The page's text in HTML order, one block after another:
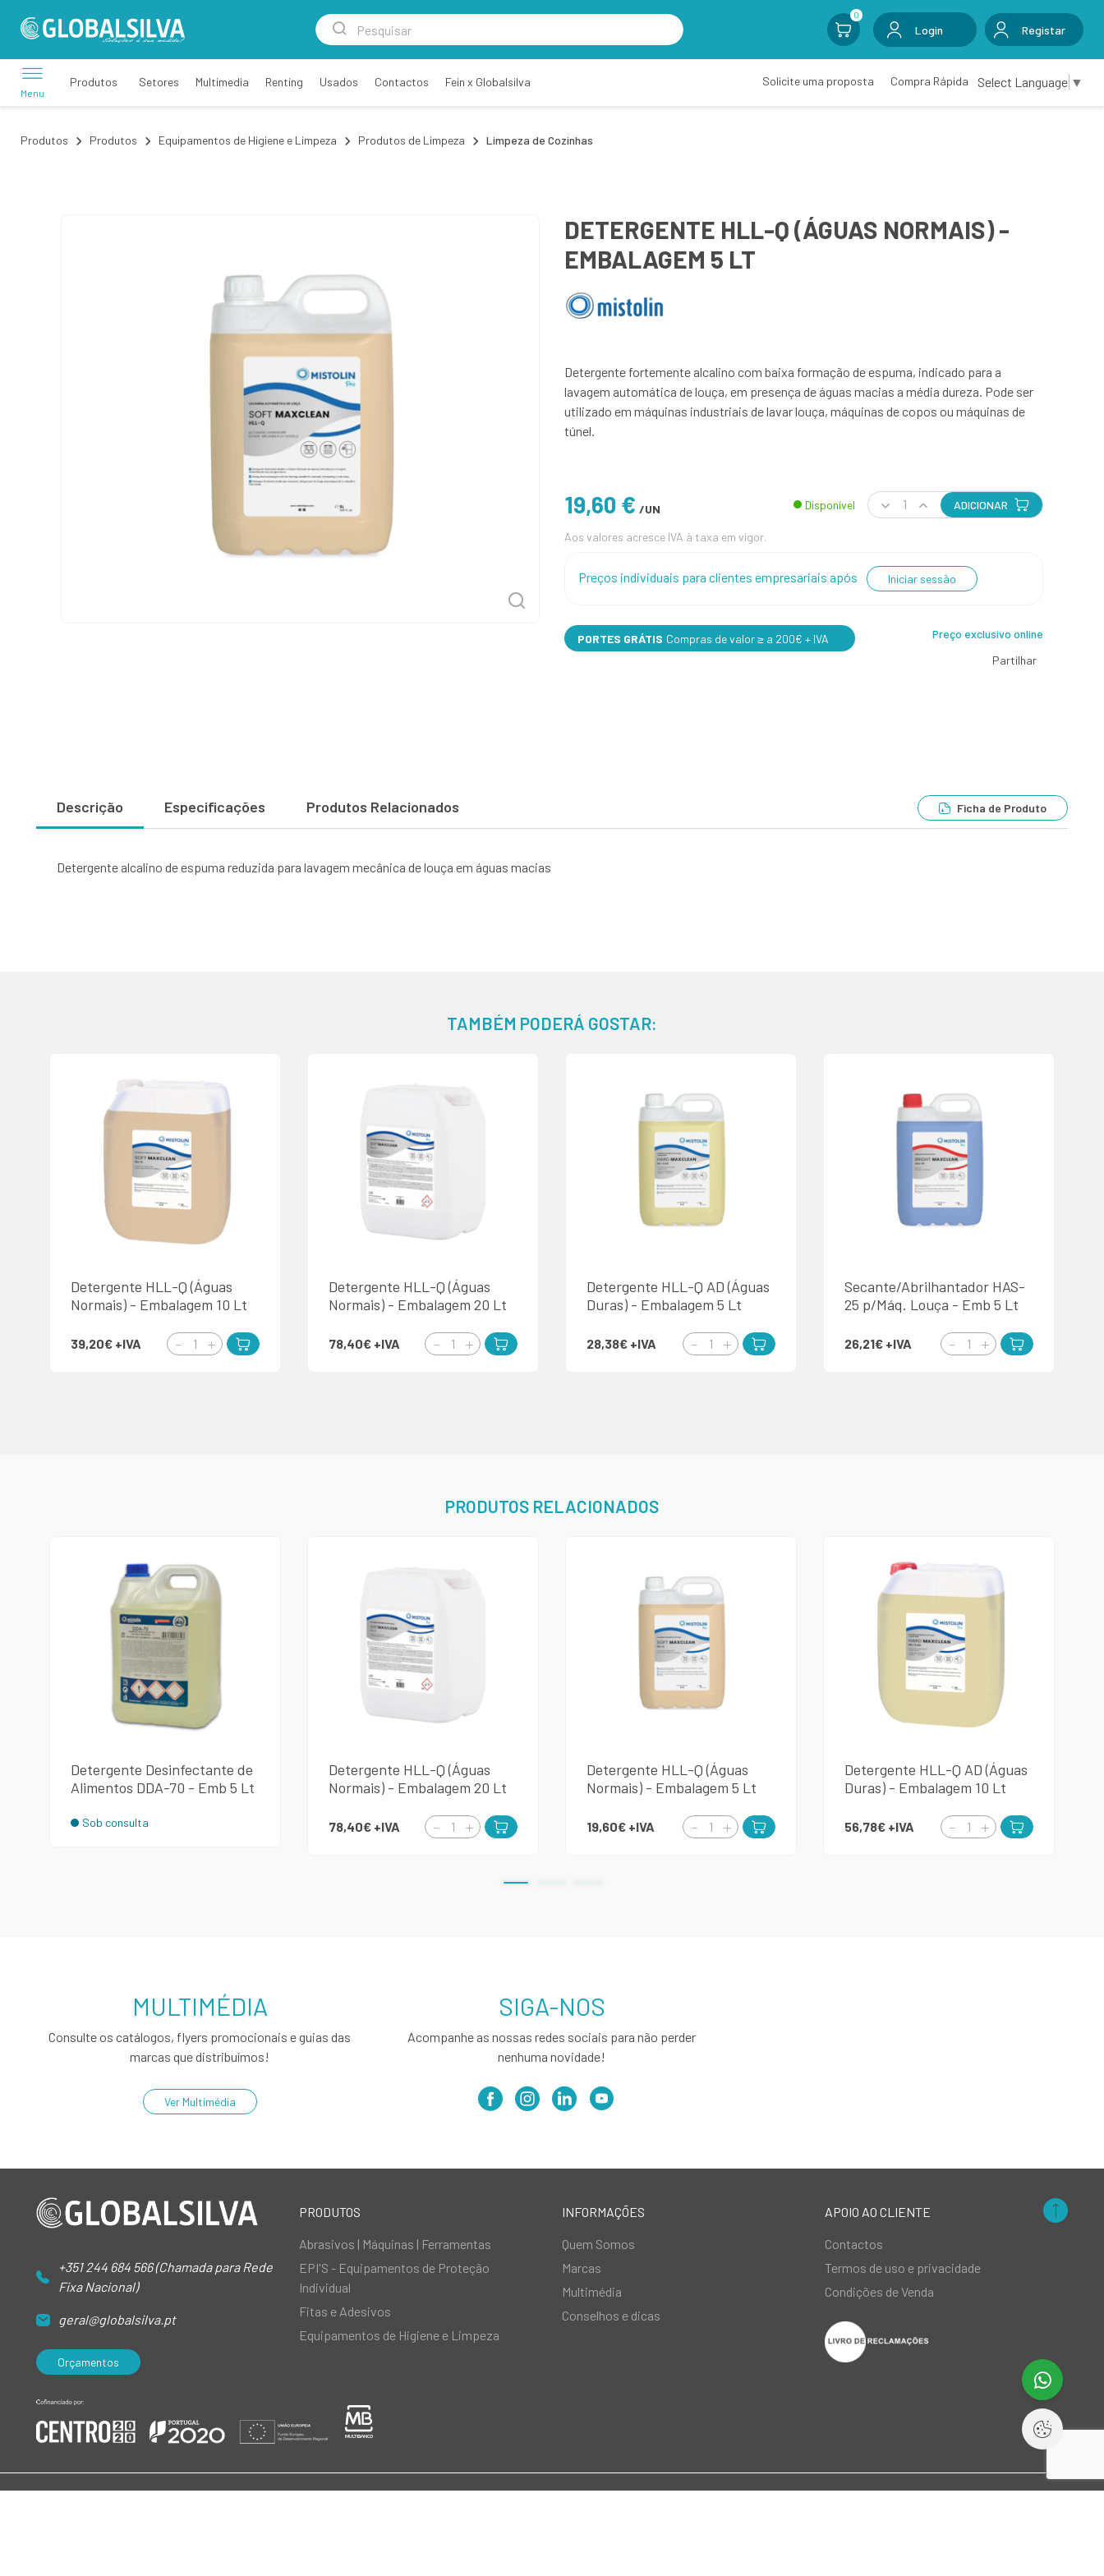
0
Login Registar
Menu
Produtos Setores Multimedia Renting Usados Contactos Fein x Globalsilva Solicite uma proposta Compra Rápida Select Language ▼
Produtos Produtos Equipamentos de Higiene e Limpeza Produtos de Limpeza Limpeza de Cozinhas
DETERGENTE HLL-Q (ÁGUAS NORMAIS) -
EMBALAGEM 5 LT
Detergente fortemente alcalino com baixa formação de espuma, indicado para a
lavagem automática de louça, em presença de águas macias a média dureza. Pode ser
utilizado em máquinas industriais de lavar louça, máquinas de copos ou máquinas de
túnel.
19,60 € /UN Disponível ADICIONAR
Aos valores acresce IVA à taxa em vigor.
Preços individuais para clientes empresariais após Iniciar sessão
PORTES GRÁTIS Compras de valor ≥ a 200€ + IVA
Preço exclusivo online
Partilhar
Descrição Especificações Produtos Relacionados Ficha de Produto
Detergente alcalino de espuma reduzida para lavagem mecânica de louça em águas macias
TAMBÉM PODERÁ GOSTAR:
Detergente HLL-Q (Águas
Normais) - Embalagem 10 Lt
39,20€ +IVA
Detergente HLL-Q (Águas
Normais) - Embalagem 20 Lt
78,40€ +IVA
Detergente HLL-Q AD (Águas
Duras) - Embalagem 5 Lt
28,38€ +IVA
Secante/Abrilhantador HAS-
25 p/Máq. Louça - Emb 5 Lt
26,21€ +IVA
PRODUTOS RELACIONADOS
Detergente Desinfectante de
Alimentos DDA-70 - Emb 5 Lt
Sob consulta
Detergente HLL-Q (Águas
Normais) - Embalagem 20 Lt
78,40€ +IVA
Detergente HLL-Q (Águas
Normais) - Embalagem 5 Lt
19,60€ +IVA
Detergente HLL-Q AD (Águas
Duras) - Embalagem 10 Lt
56,78€ +IVA
MULTIMÉDIA
Consulte os catálogos, flyers promocionais e guias das
marcas que distribuímos!
Ver Multimédia
SIGA-NOS
Acompanhe as nossas redes sociais para não perder
nenhuma novidade!
+351 244 684 566 (Chamada para Rede
Fixa Nacional)
geral@globalsilva.pt
Orçamentos
PRODUTOS
Abrasivos | Máquinas | Ferramentas
EPI'S - Equipamentos de Proteção
Individual
Fitas e Adesivos
Equipamentos de Higiene e Limpeza
INFORMAÇÕES
Quem Somos
Marcas
Multimédia
Conselhos e dicas
APOIO AO CLIENTE
Contactos
Termos de uso e privacidade
Condições de Venda